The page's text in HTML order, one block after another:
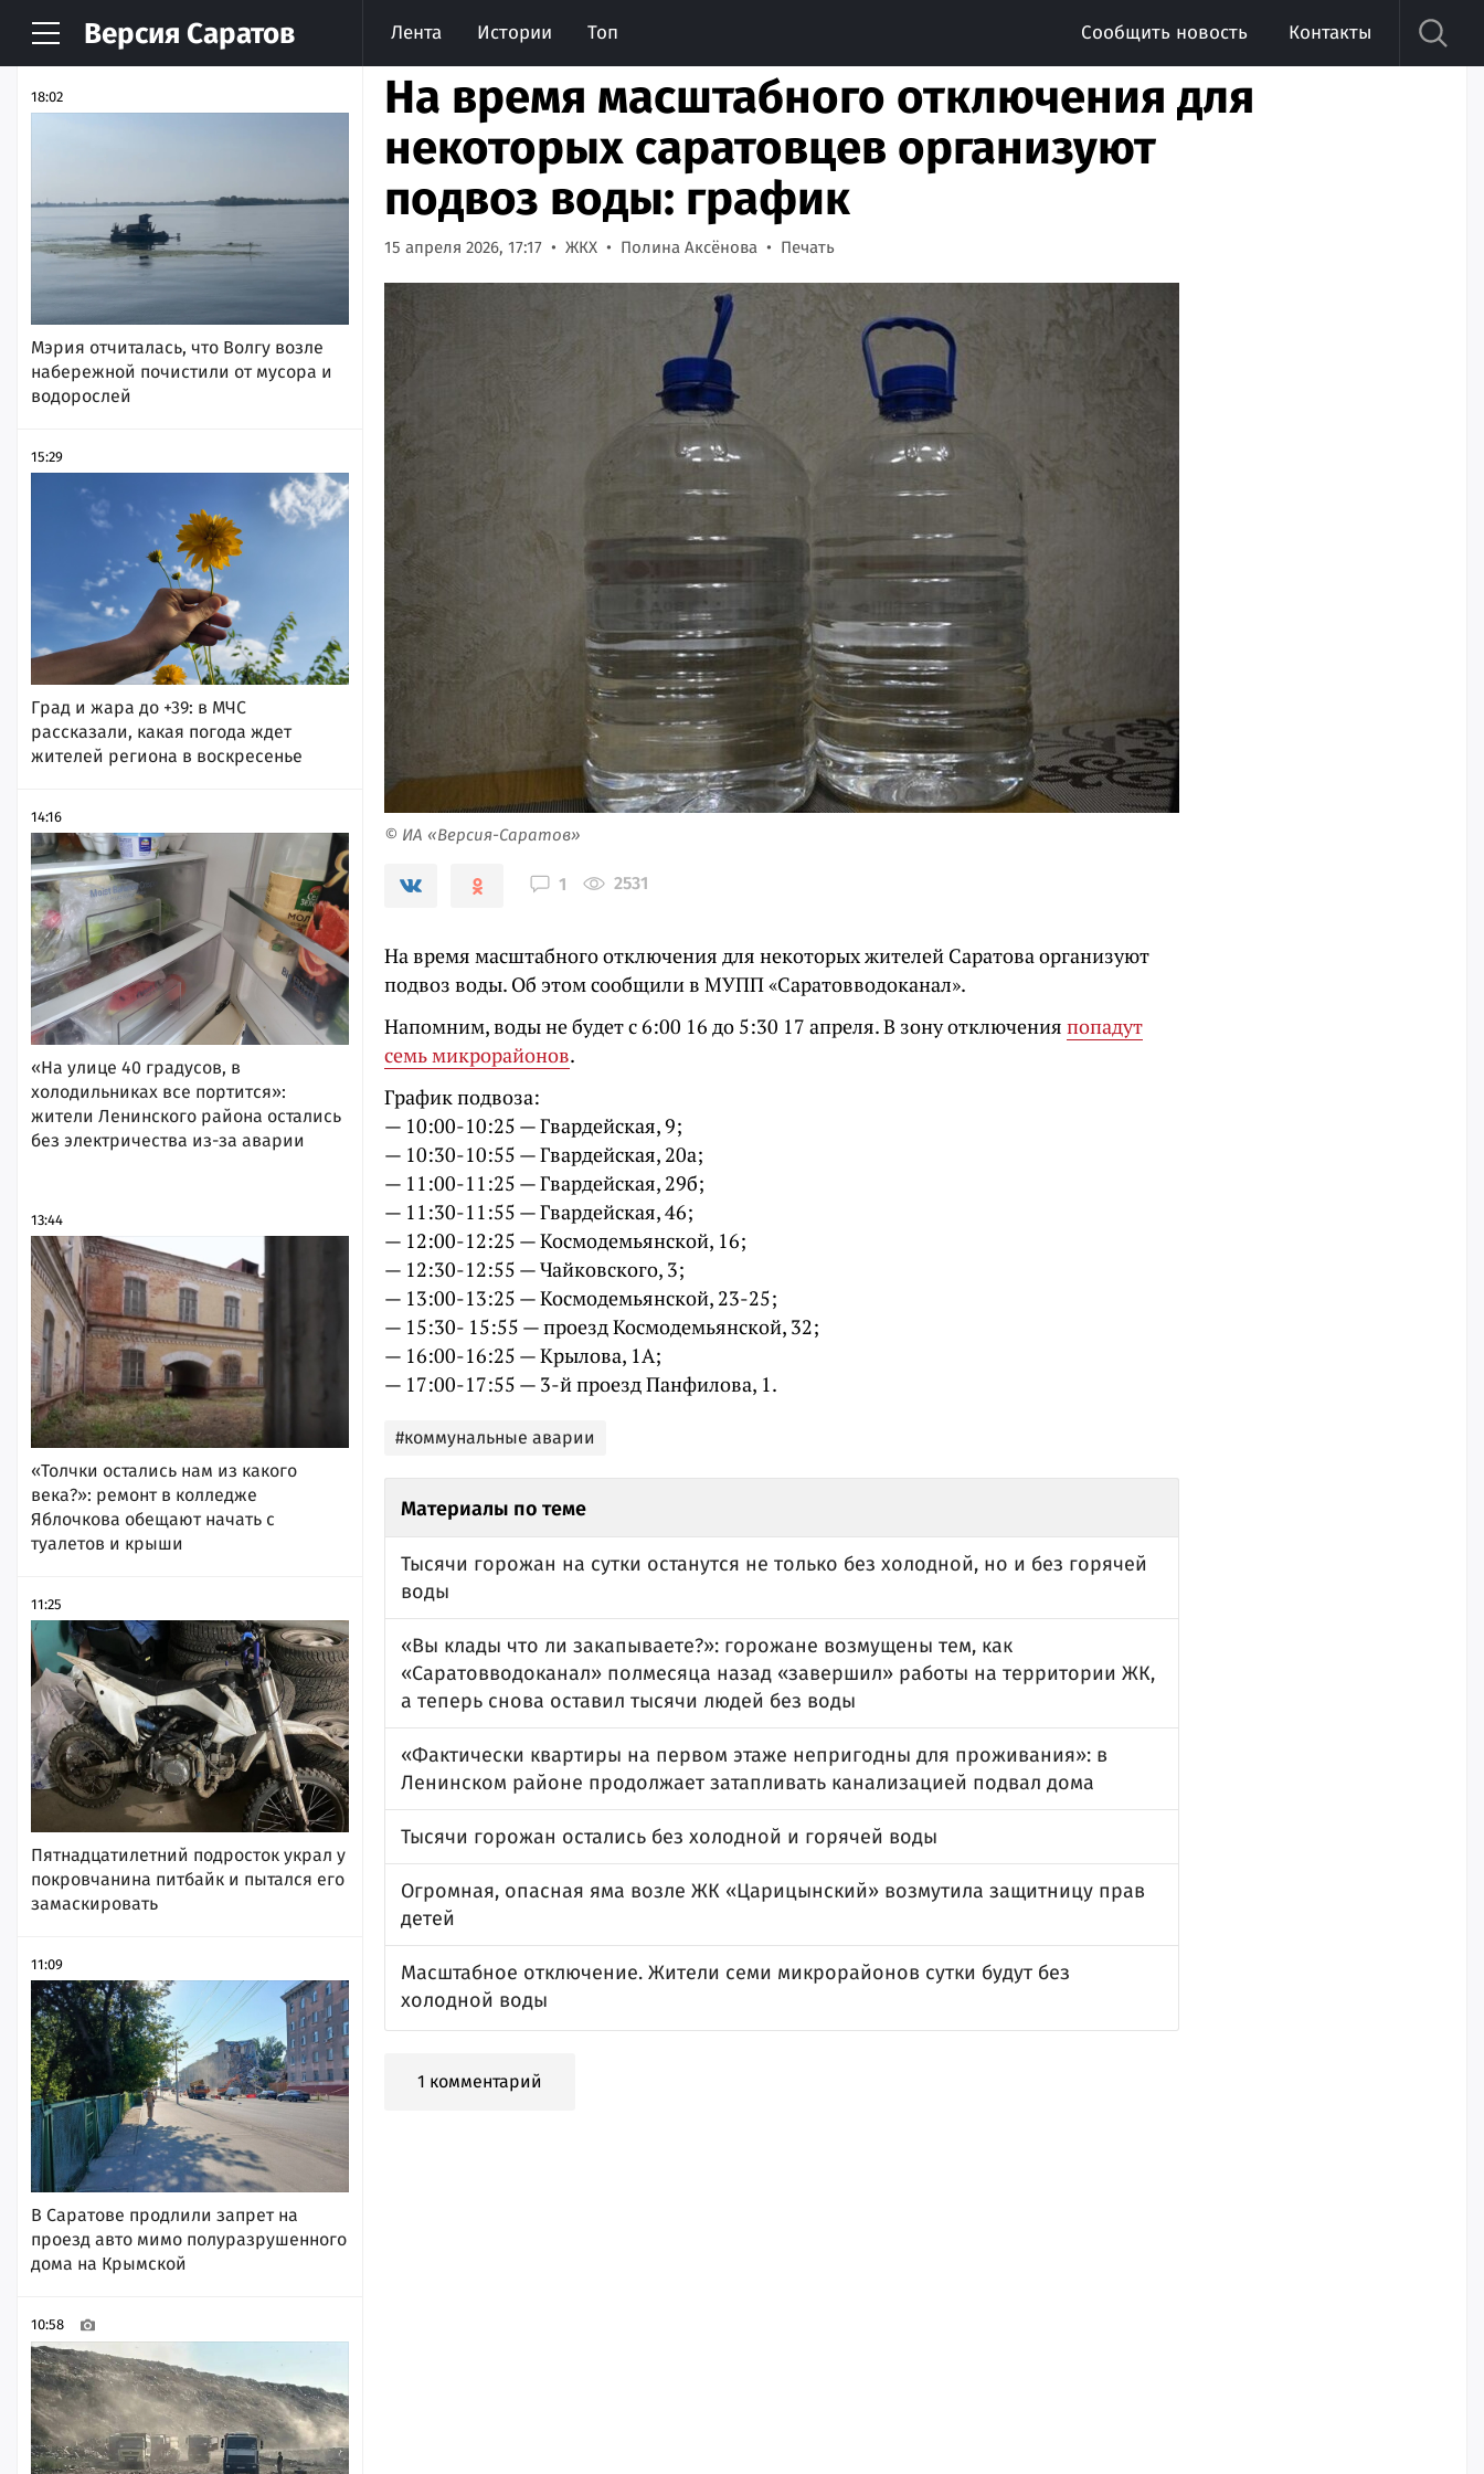
Версия Саратов Лента Истории Топ Сообщить новость Контакты
НОВОСТИ АРХИВ
18:02
Мэрия отчиталась, что Волгу возле
набережной почистили от мусора и
водорослей
15:29
Град и жара до +39: в МЧС
рассказали, какая погода ждет
жителей региона в воскресенье
14:16
«На улице 40 градусов, в
холодильниках все портится»:
жители Ленинского района остались
без электричества из-за аварии
13:44
«Толчки остались нам из какого
века?»: ремонт в колледже
Яблочкова обещают начать с
туалетов и крыши
11:25
Пятнадцатилетний подросток украл у
покровчанина питбайк и пытался его
замаскировать
11:09
В Саратове продлили запрет на
проезд авто мимо полуразрушенного
дома на Крымской
10:58
На время масштабного отключения для
некоторых саратовцев организуют
подвоз воды: график
15 апреля 2026, 17:17 ЖКХ Полина Аксёнова Печать
© ИА «Версия-Саратов»
1 2531
На время масштабного отключения для некоторых жителей Саратова организуют
подвоз воды. Об этом сообщили в МУПП «Саратовводоканал».
Напомним, воды не будет с 6:00 16 до 5:30 17 апреля. В зону отключения попадут
семь микрорайонов.
График подвоза:
— 10:00-10:25 — Гвардейская, 9;
— 10:30-10:55 — Гвардейская, 20а;
— 11:00-11:25 — Гвардейская, 29б;
— 11:30-11:55 — Гвардейская, 46;
— 12:00-12:25 — Космодемьянской, 16;
— 12:30-12:55 — Чайковского, 3;
— 13:00-13:25 — Космодемьянской, 23-25;
— 15:30- 15:55 — проезд Космодемьянской, 32;
— 16:00-16:25 — Крылова, 1А;
— 17:00-17:55 — 3-й проезд Панфилова, 1.
#коммунальные аварии
Материалы по теме
Тысячи горожан на сутки останутся не только без холодной, но и без горячей
воды
«Вы клады что ли закапываете?»: горожане возмущены тем, как
«Саратовводоканал» полмесяца назад «завершил» работы на территории ЖК,
а теперь снова оставил тысячи людей без воды
«Фактически квартиры на первом этаже непригодны для проживания»: в
Ленинском районе продолжает затапливать канализацией подвал дома
Тысячи горожан остались без холодной и горячей воды
Огромная, опасная яма возле ЖК «Царицынский» возмутила защитницу прав
детей
Масштабное отключение. Жители семи микрорайонов сутки будут без
холодной воды
1 комментарий